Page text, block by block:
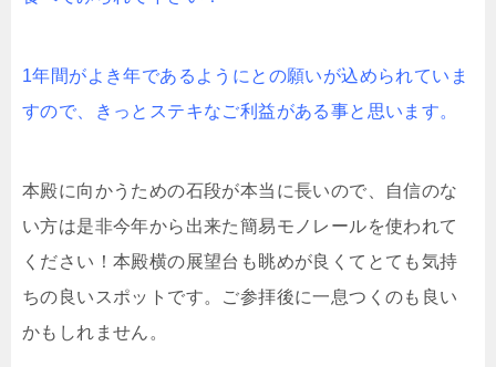
1年間がよき年であるようにとの願いが込められていま
すので、きっとステキなご利益がある事と思います。
本殿に向かうための石段が本当に長いので、自信のな
い方は是非今年から出来た簡易モノレールを使われて
ください！本殿横の展望台も眺めが良くてとても気持
ちの良いスポットです。ご参拝後に一息つくのも良い
かもしれません。